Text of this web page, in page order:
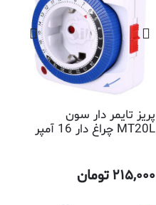
پریز تایمر دار سون
MT20L چراغ دار 16 آمپر
215,000تومان